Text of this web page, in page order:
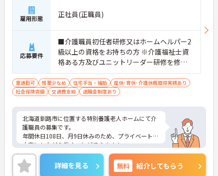
雇用形態 正社員(正職員)
応募要件
■介護職員初任者研修又はホームヘルパー2
級以上の資格をお持ちの方 ※介護福祉士資
格ある方及びユニットリーダー研修を修了
した方優遇 ※介護業務経験ある方尚可
車通勤可 残業少なめ 住宅手当・補助
産休･育休･介護休暇取得実績あり
社会保険完備
交通費支給 退職金制度あり
北海道釧路市に位置する特別養護老人ホームにて介
護職員の募集です。
年間休日108日、月9日休みのため、プライベートも
大事にしながら働くことができます！
ご興味のある方には、面接対策ポイントなど、さら
に詳細をお話しいたしますので、お気軽にご相談く
ださい。
詳細を見る 無料 紹介してもらう